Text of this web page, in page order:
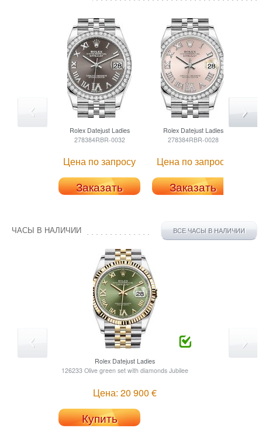
RolexDatejust Ladies
278384RBR-0032
Цена по запросу
Заказать
RolexDatejust Ladies
278384RBR-0028
Цена по запросу
Заказать
ЧАСЫ В НАЛИЧИИ ВСЕ ЧАСЫ В НАЛИЧИИ
Rolex Datejust Ladies
126233 Olive green set with diamonds Jubilee
Цена: 20 900 €
Купить